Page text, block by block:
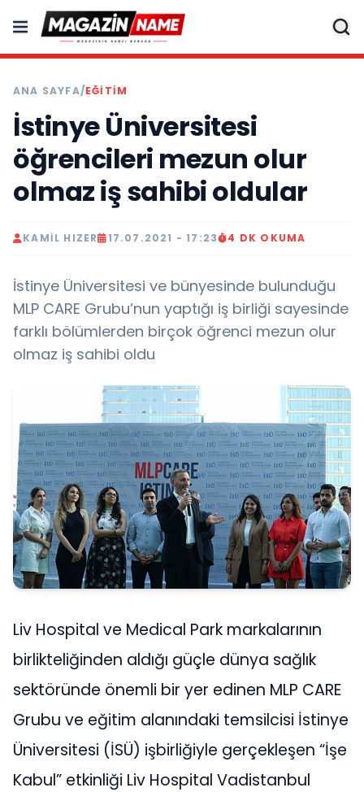
ANA SAYFA/EĞITIM
İstinye Üniversitesi
öğrencileri mezun olur
olmaz iş sahibi oldular
KAMIL HIZER 17.07.2021 - 17:23 4 DK OKUMA
İstinye Üniversitesi ve bünyesinde bulunduğu
MLP CARE Grubu’nun yaptığı iş birliği sayesinde
farklı bölümlerden birçok öğrenci mezun olur
olmaz iş sahibi oldu
Liv Hospital ve Medical Park markalarının
birlikteliğinden aldığı güçle dünya sağlık
sektöründe önemli bir yer edinen MLP CARE
Grubu ve eğitim alanındaki temsilcisi İstinye
Üniversitesi (İSÜ) işbirliğiyle gerçekleşen “İşe
Kabul” etkinliği Liv Hospital Vadistanbul